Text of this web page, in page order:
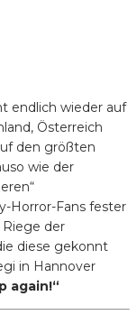
endlich wieder auf
Österreich
den größten
wie der
Horror-Fans fester
der
diese gekonnt
in Hannover
again!“